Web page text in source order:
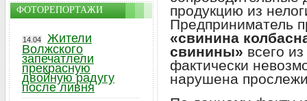
продукцию из
Предприниматель
«свинина
свинины» всего из
фактически
нарушена
ФОТОРЕПОРТАЖИ
14.04
Жители
Волжского
запечатлели
прекрасную
двойную радугу
после ливня